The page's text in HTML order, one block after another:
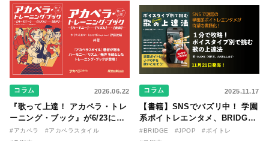
コラム 2026.06.22
『歌って上達！ アカペラ・トレ
ーニング・ブック』が6/23に発
売！ 課題曲音源・音取り用アプ
#アカペラ
#アカペラスタイル
コラム 2025.11.17
【書籍】SNSでバズリ中！ 学園
系ボイトレエンタメ、BRIDGE
が届ける教則本『１分で攻略！
#BRIDGE #JPOP
#ボイトレ